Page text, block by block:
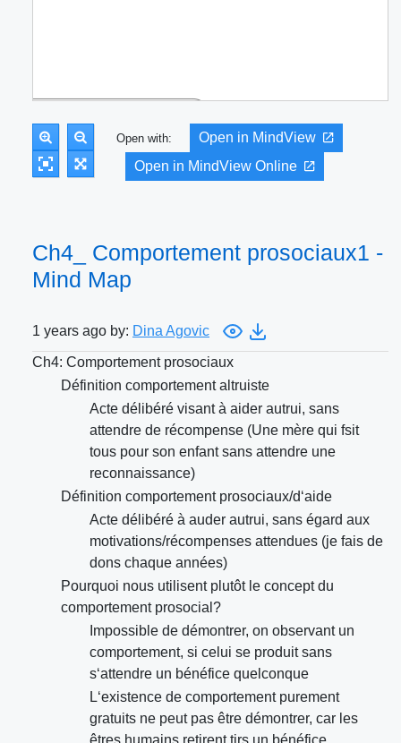
Open with:
Open in MindView
Open in MindView Online
Ch4_ Comportement prosociaux1 -
Mind Map
1 years ago by: Dina Agovic
Ch4: Comportement prosociaux
Définition comportement altruiste
Acte délibéré visant à aider autrui, sans
attendre de récompense (Une mère qui fsit
tous pour son enfant sans attendre une
reconnaissance)
Définition comportement prosociaux/d‘aide
Acte délibéré à auder autrui, sans égard aux
motivations/récompenses attendues (je fais de
dons chaque années)
Pourquoi nous utilisent plutôt le concept du
comportement prosocial?
Impossible de démontrer, on observant un
comportement, si celui se produit sans
s‘attendre un bénéfice quelconque
L‘existence de comportement purement
gratuits ne peut pas être démontrer, car les